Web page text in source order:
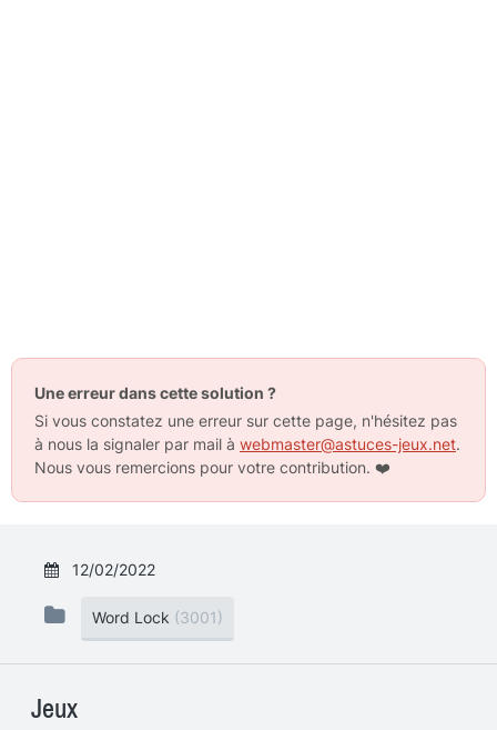
Une erreur dans cette solution ?
Si vous constatez une erreur sur cette page, n'hésitez pas
à nous la signaler par mail à webmaster@astuces-jeux.net.
Nous vous remercions pour votre contribution. ❤️
12/02/2022
Word Lock (3001)
Jeux